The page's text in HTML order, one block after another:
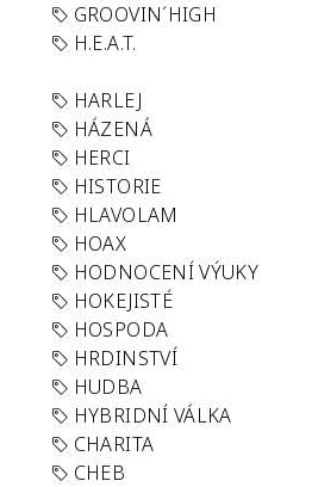
GROOVIN´HIGH
H.E.A.T.
HARLEJ
HÁZENÁ
HERCI
HISTORIE
HLAVOLAM
HOAX
HODNOCENÍ VÝUKY
HOKEJISTÉ
HOSPODA
HRDINSTVÍ
HUDBA
HYBRIDNÍ VÁLKA
CHARITA
CHEB